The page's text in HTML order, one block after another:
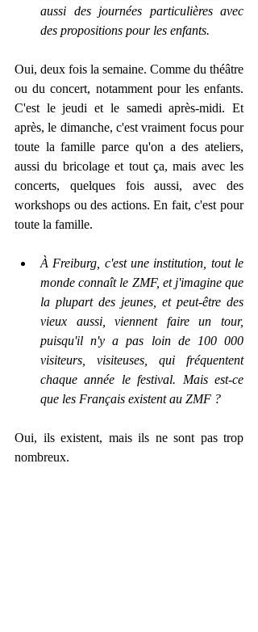
aussi des journées particulières avec
des propositions pour les enfants.
Oui, deux fois la semaine. Comme du théâtre
ou du concert, notamment pour les enfants.
C'est le jeudi et le samedi après-midi. Et
après, le dimanche, c'est vraiment focus pour
toute la famille parce qu'on a des ateliers,
aussi du bricolage et tout ça, mais avec les
concerts, quelques fois aussi, avec des
workshops ou des actions. En fait, c'est pour
toute la famille.
À Freiburg, c'est une institution, tout le
monde connaît le ZMF, et j'imagine que
la plupart des jeunes, et peut-être des
vieux aussi, viennent faire un tour,
puisqu'il n'y a pas loin de 100 000
visiteurs, visiteuses, qui fréquentent
chaque année le festival. Mais est-ce
que les Français existent au ZMF ?
Oui, ils existent, mais ils ne sont pas trop
nombreux.